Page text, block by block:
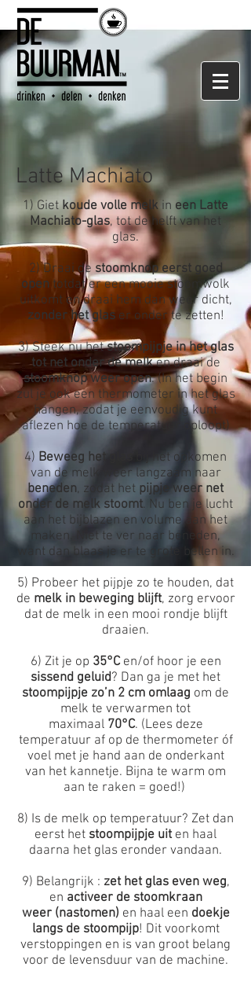
Latte Machiato
1) Gietkoude volle melk in een Latte
Machiato-glas, tot de helft van het
glas.
2) Draai de stoomknop eerst goed
open totdat er een mooie stoomwolk
uitkomt en draai hem dan weer dicht,
zonder het glas er onder te zetten!
3) Steek nu hetstoompijpje in het glas
tot net onder de melken draai de
stoomknop weer open. (In het begin
zul je ook een thermometer in het glas
hangen, zodat je eenvoudig kunt
aflezen hoe de temperatuur oploopt)
4) Beweeg het glas
bij het opkomen
van de melk weer langzaam naar
beneden, zodat het pijpje weer net
onder de melk stoomt. Nu ben je lucht
aan het bijblazen en volume aan het
maken. Niet te ver naar beneden,
want dan blaas je er te grote bellen in.
5) Probeer het pijpje zo te houden, dat
de melk in beweging blijft, zorg ervoor
dat de melk in een mooi rondje blijft
draaien.
6) Zit je op 35°C en/of hoor je een
sissend geluid? Dan ga je met het
stoompijpje zo’n 2 cm omlaag om de
melk te verwarmen tot
maximaal 70°C. (Lees deze
temperatuur af op de thermometer óf
voel met je hand aan de onderkant
van het kannetje. Bijna te warm om
aan te raken = goed!)
8) Is de melk op temperatuur? Zet dan
eerst het stoompijpje uit en haal
daarna het glas eronder vandaan.
9) Belangrijk : zet het glas even weg,
en activeer de stoomkraan
weer (nastomen) en haal een doekje
langs de stoompijp! Dit voorkomt
verstoppingen en is van groot belang
voor de levensduur van de machine.